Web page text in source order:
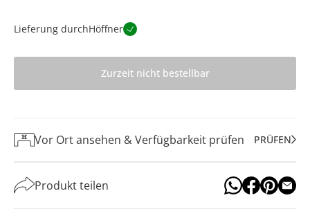
Lieferung durchHöffner
Zurzeit nicht bestellbar
Vor Ort ansehen & Verfügbarkeit prüfen PRÜFEN
Produkt teilen